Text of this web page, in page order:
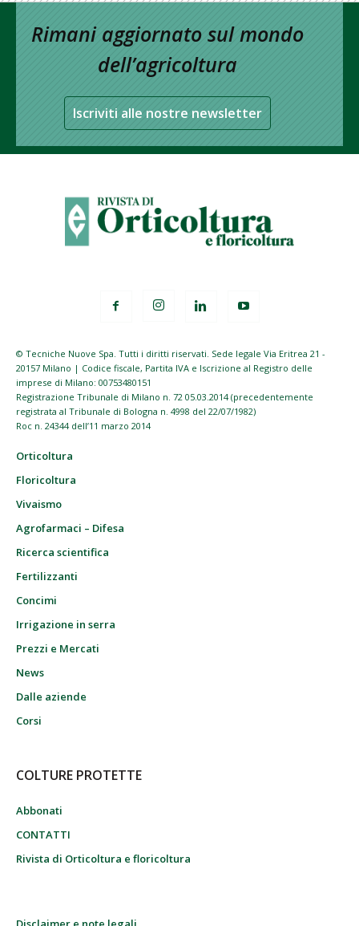
Rimani aggiornato sul mondo
dell’agricoltura
Iscriviti alle nostre newsletter
© Tecniche Nuove Spa. Tutti i diritti riservati. Sede legale Via Eritrea 21 -
20157 Milano | Codice fiscale, Partita IVA e Iscrizione al Registro delle
imprese di Milano: 00753480151
Registrazione Tribunale di Milano n. 72 05.03.2014 (precedentemente
registrata al Tribunale di Bologna n. 4998 del 22/07/1982)
Roc n. 24344 dell’11 marzo 2014
Orticoltura
Floricoltura
Vivaismo
Agrofarmaci – Difesa
Ricerca scientifica
Fertilizzanti
Concimi
Irrigazione in serra
Prezzi e Mercati
News
Dalle aziende
Corsi
COLTURE PROTETTE
Abbonati
CONTATTI
Rivista di Orticoltura e floricoltura